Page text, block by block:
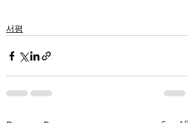
서평
Recent Posts See All